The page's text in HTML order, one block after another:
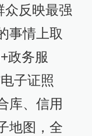
众反映最强
事情上取
政务服
子证照
库、信用
地图，全